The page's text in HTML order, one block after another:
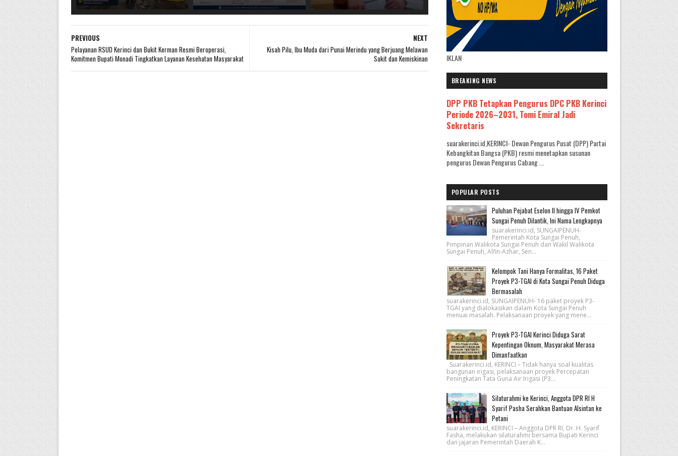
NEXT
Kisah Pilu, Ibu Muda dari Punai Merindu yang Berjuang Melawan
Sakit dan Kemiskinan
PREVIOUS
Pelayanan RSUD Kerinci dan Bukit Kerman Resmi Beroperasi,
Komitmen Bupati Monadi Tingkatkan Layanan Kesehatan Masyarakat
IKLAN
BREAKING NEWS
DPP PKB Tetapkan Pengurus DPC PKB Kerinci
Periode 2026–2031, Tomi Emiral Jadi
Sekretaris
suarakerinci.id,KERINCI- Dewan Pengurus Pusat (DPP) Partai
Kebangkitan Bangsa (PKB) resmi menetapkan susunan
pengurus Dewan Pengurus Cabang ...
POPULAR POSTS
Puluhan Pejabat Eselon II hingga IV Pemkot
Sungai Penuh Dilantik, Ini Nama Lengkapnya
suarakerinci.id, SUNGAIPENUH-
Pemerintah Kota Sungai Penuh,
Pimpinan Walikota Sungai Penuh dan Wakil Walikota
Sungai Penuh, Alfin-Azhar, Sen...
Kelompok Tani Hanya Formalitas, 16 Paket
Proyek P3-TGAI di Kota Sungai Penuh Diduga
Bermasalah
suarakerinci.id, SUNGAIPENUH- 16 paket proyek P3-
TGAI yang dialokasikan dalam Kota Sungai Penuh
menuai masalah. Pelaksanaan proyek yang mene...
Proyek P3-TGAI Kerinci Diduga Sarat
Kepentingan Oknum, Masyarakat Merasa
Dimanfaatkan
Suarakerinci.id, KERINCI – Tidak hanya soal kualitas
bangunan irigasi, pelaksanaan proyek Percepatan
Peningkatan Tata Guna Air Irigasi (P3...
Silaturahmi ke Kerinci, Anggota DPR RI H
Syarif Pasha Serahkan Bantuan Alsintan ke
Petani
suarakerinci.id, KERINCI – Anggota DPR RI, Dr. H. Syarif
Fasha, melakukan silaturahmi bersama Bupati Kerinci
dan jajaran Pemerintah Daerah K...